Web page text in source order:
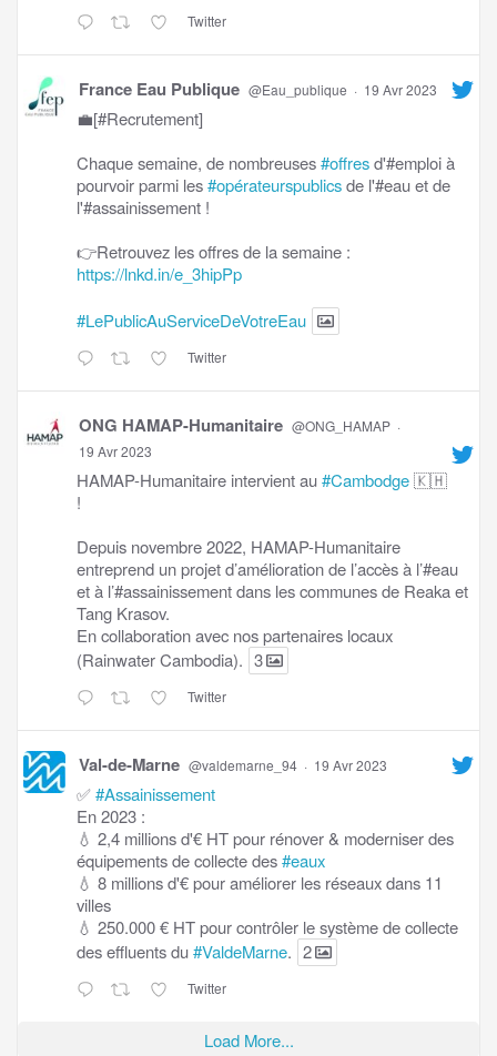
Twitter
France Eau Publique @Eau_publique · 19 Avr 2023
💼[#Recrutement]
Chaque semaine, de nombreuses#offresd'#emploi à
pourvoir parmi les#opérateurspublicsde l'#eau et de
l'#assainissement !
👉Retrouvez les offres de la semaine :
https://lnkd.in/e_3hipPp
#LePublicAuServiceDeVotreEau
Twitter
ONG HAMAP-Humanitaire @ONG_HAMAP ·
19 Avr 2023
HAMAP-Humanitaire intervient au#Cambodge🇰🇭
!
Depuis novembre 2022, HAMAP-Humanitaire
entreprend un projet d’amélioration de l’accès à l’#eau
et à l’#assainissement dans les communes de Reaka et
Tang Krasov.
En collaboration avec nos partenaires locaux
(Rainwater Cambodia). 3
Twitter
Val-de-Marne @valdemarne_94 · 19 Avr 2023
✅#Assainissement
En 2023 :
💧 2,4 millions d'€ HT pour rénover & moderniser des
équipements de collecte des#eaux
💧 8 millions d'€ pour améliorer les réseaux dans 11
villes
💧 250.000 € HT pour contrôler le système de collecte
des effluents du#ValdeMarne. 2
Twitter
Load More...